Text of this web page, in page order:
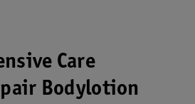
Care
Bodylotion